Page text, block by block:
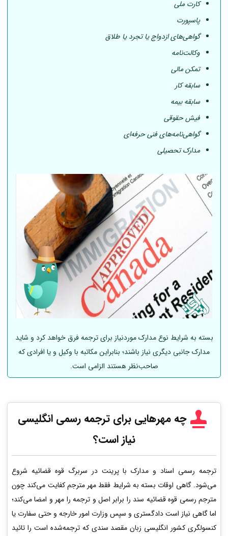
کارت ملی
پاسپورت
گواهی‌های ازدواج یا تجرد یا طلاق
وکالت‌نامه
تمکن مالی
سابقه کار
سابقه بیمه
فیش حقوقی
گواهی‌نامه‌های فنی حرفه‌ای
مدارک تحصیلی
بسته به شرایط نوع مدارک موردنیاز برای ترجمه فرق خواهد کرد و شاید
مدارک جانبی دیگری نیاز باشند؛ بنابراین مکاتبه با وکیل و یا افرادی که
صاحب‌نظر هستند الزامی است.
چه مهرهایی برای ترجمه رسمی انگلیسی
نیاز است؟
ترجمه رسمی اسناد و مدارک با پرینت در سربرگ قوه قضائیه شروع
می‌شود. گاهی اوقات بسته به شرایط فقط مهر مترجم کفایت می‌کند چون
مترجم رسمی قوه قضائیه سند را برابر اصل و ترجمه را مهر و امضا می‌کند؛
اما گاهی نیاز است دادگستری و سپس وزارت امور خارجه و حتی سفارت یا
کنسولگری کشور انگلیسی زبان مقصد سندی که ترجمه‌شده است را تائید